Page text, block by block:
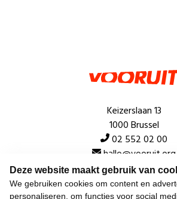
Deze website maakt gebruik van
We gebruiken cookies om content en
personaliseren, om functies voor social
Keizerslaan 13
1000 Brussel
02 552 02 00
hallo@vooruit.org
Snel